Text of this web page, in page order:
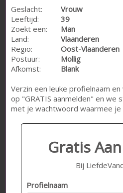
Geslacht:
Vrouw
Leeftijd:
39
Zoekt een:
Man
Land:
Vlaanderen
Regio:
Oost-Vlaanderen
Postuur:
Mollig
Afkomst:
Blank
Verzin een leuke profielnaam
op "GRATIS aanmelden" en we
met je wachtwoord waarmee je
Gratis
Bij
Profielnaam